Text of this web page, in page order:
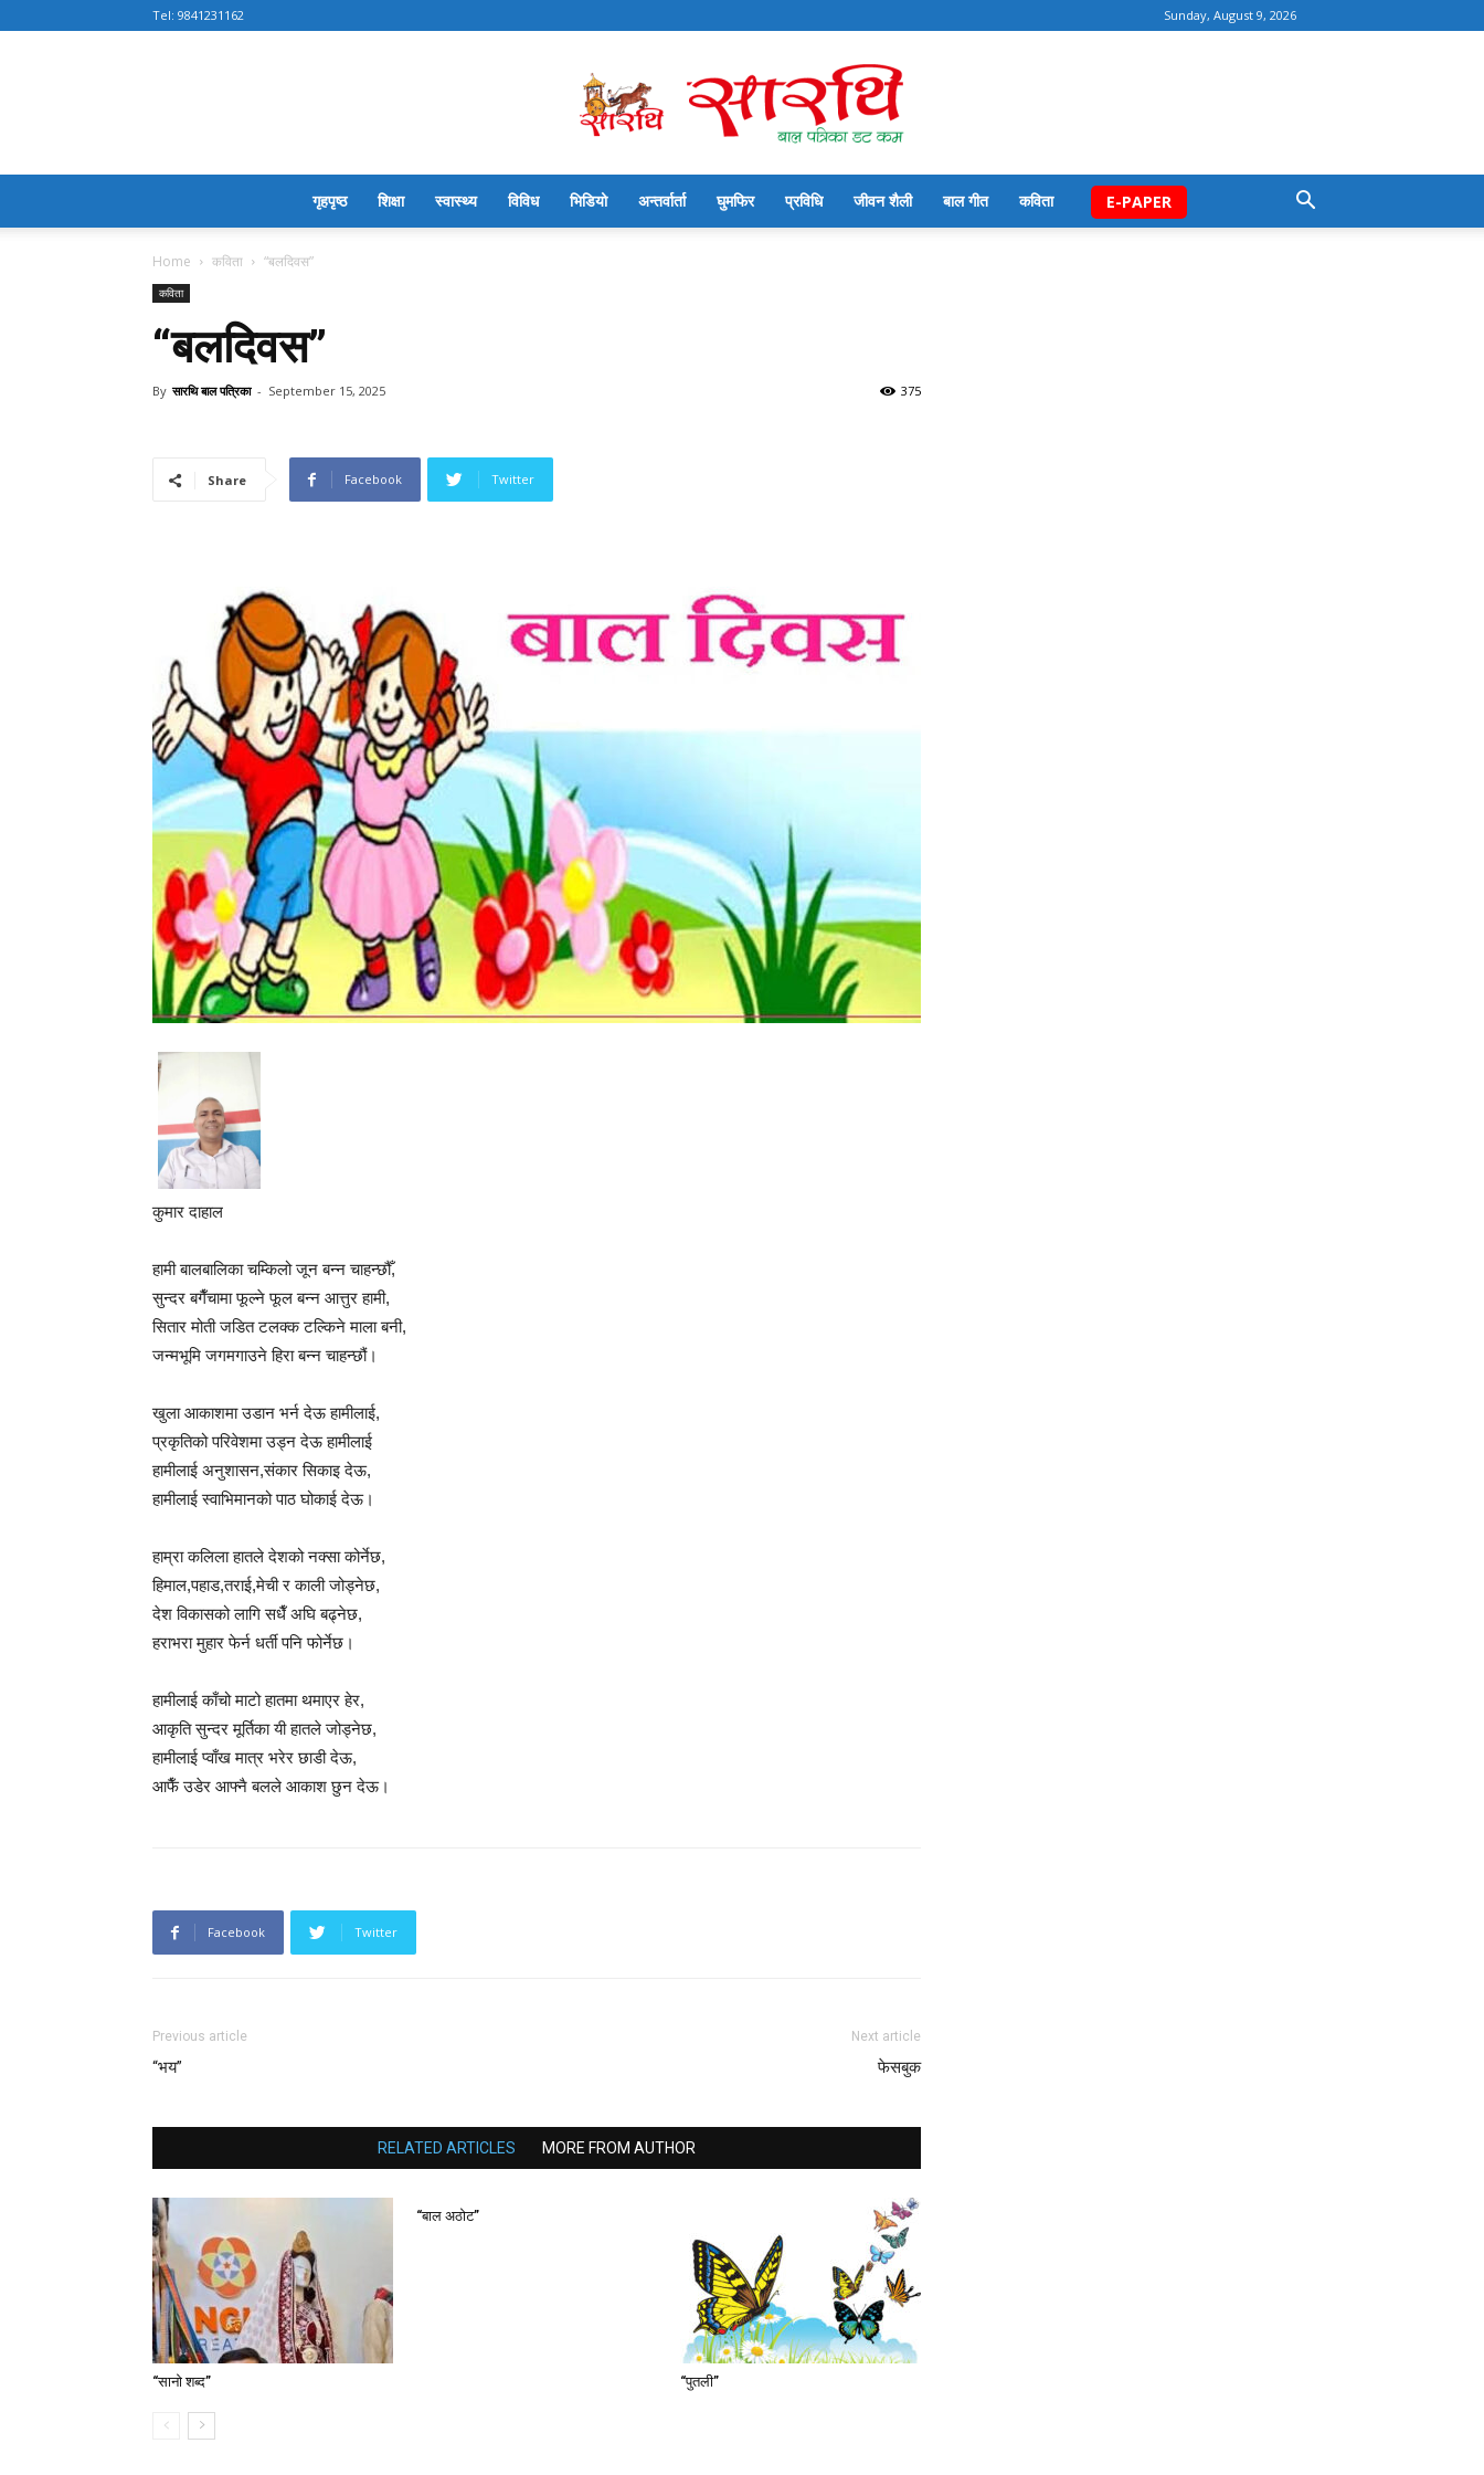
Sunday, August 9, 2026
Tel: 9841231162
गृहपृष्ठ शिक्षा स्वास्थ्य विविध भिडियो अन्तर्वार्ता घुमफिर प्रविधि जीवन शैली बाल गीत कविता E-PAPER
Home कविता “बलदिवस”
कविता
“बलदिवस”
By सारथि बाल पत्रिका - September 15, 2025 375
Share Facebook Twitter
कुमार दाहाल
हामी बालबालिका चम्किलो जून बन्न चाहन्छौँ,
सुन्दर बगैँचामा फूल्ने फूल बन्न आत्तुर हामी,
सितार मोती जडित टलक्क टल्किने माला बनी,
जन्मभूमि जगमगाउने हिरा बन्न चाहन्छौं।
खुला आकाशमा उडान भर्न देऊ हामीलाई,
प्रकृतिको परिवेशमा उड्न देऊ हामीलाई
हामीलाई अनुशासन,संकार सिकाइ देऊ,
हामीलाई स्वाभिमानको पाठ घोकाई देऊ।
हाम्रा कलिला हातले देशको नक्सा कोर्नेछ,
हिमाल,पहाड,तराई,मेची र काली जोड्नेछ,
देश विकासको लागि सधैँ अघि बढ्नेछ,
हराभरा मुहार फेर्न धर्ती पनि फोर्नेछ।
हामीलाई काँचो माटो हातमा थमाएर हेर,
आकृति सुन्दर मूर्तिका यी हातले जोड्नेछ,
हामीलाई प्वाँख मात्र भरेर छाडी देऊ,
आफैँ उडेर आफ्नै बलले आकाश छुन देऊ।
Facebook Twitter
Previous article
“भय”
Next article
फेसबुक
RELATED ARTICLES MORE FROM AUTHOR
“सानाे शब्द”
“बाल अठोट”
“पुतली”